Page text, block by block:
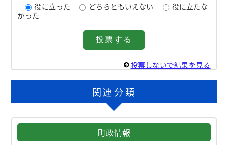
役に立った
どちらともいえない
役に立たな
かった
投票しないで結果を見る
関連分類
町政情報